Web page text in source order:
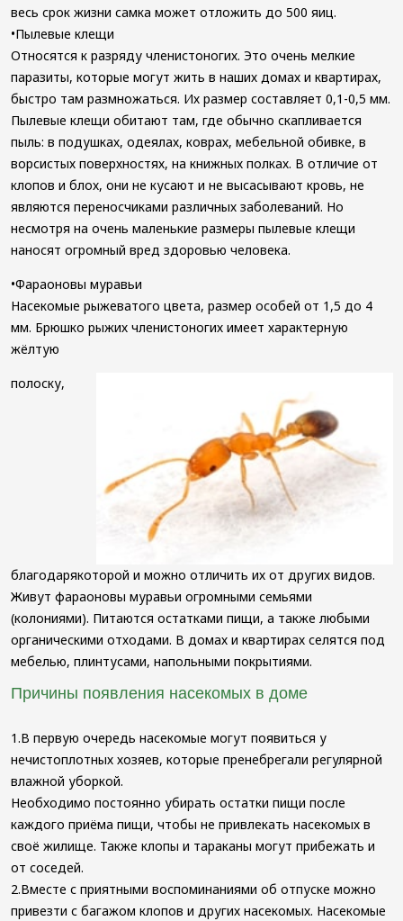
весь срок жизни самка может отложить до 500 яиц.
•Пылевые клещи
Относятся к разряду членистоногих. Это очень мелкие
паразиты, которые могут жить в наших домах и квартирах,
быстро там размножаться. Их размер составляет 0,1-0,5 мм.
Пылевые клещи обитают там, где обычно скапливается
пыль: в подушках, одеялах, коврах, мебельной обивке, в
ворсистых поверхностях, на книжных полках. В отличие от
клопов и блох, они не кусают и не высасывают кровь, не
являются переносчиками различных заболеваний. Но
несмотря на очень маленькие размеры пылевые клещи
наносят огромный вред здоровью человека.
•Фараоновы муравьи
Насекомые рыжеватого цвета, размер особей от 1,5 до 4
мм. Брюшко рыжих членистоногих имеет характерную
жёлтую
полоску,
благодарякоторой и можно отличить их от других видов.
Живут фараоновы муравьи огромными семьями
(колониями). Питаются остатками пищи, а также любыми
органическими отходами. В домах и квартирах селятся под
мебелью, плинтусами, напольными покрытиями.
Причины появления насекомых в доме
1.В первую очередь насекомые могут появиться у
нечистоплотных хозяев, которые пренебрегали регулярной
влажной уборкой.
Необходимо постоянно убирать остатки пищи после
каждого приёма пищи, чтобы не привлекать насекомых в
своё жилище. Также клопы и тараканы могут прибежать и
от соседей.
2.Вместе с приятными воспоминаниями об отпуске можно
привезти с багажом клопов и других насекомых. Насекомые